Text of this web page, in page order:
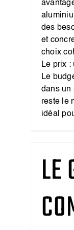
des
et
choix
Le prix :
Le
dans un
reste le
idéal
LE